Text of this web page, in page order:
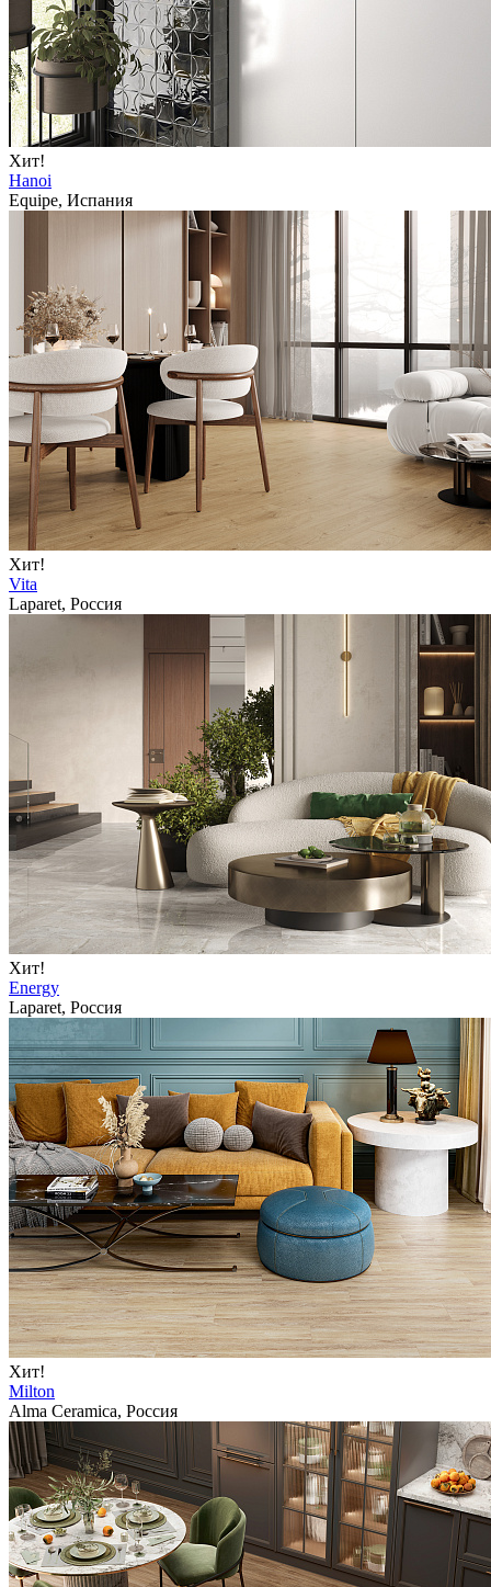
Хит!
Hanoi
Equipe, Испания
Хит!
Vita
Laparet, Россия
Хит!
Energy
Laparet, Россия
Хит!
Milton
Alma Ceramica, Россия